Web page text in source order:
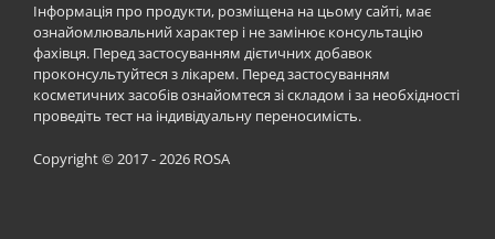
Інформація про продукти, розміщена на цьому сайті, має
ознайомлювальний характер і не замінює консультацію
фахівця. Перед застосуванням дієтичних добавок
проконсультуйтеся з лікарем. Перед застосуванням
косметичних засобів ознайомтеся зі складом і за необхідності
проведіть тест на індивідуальну переносимість.
Copyright © 2017 - 2026 ROSA